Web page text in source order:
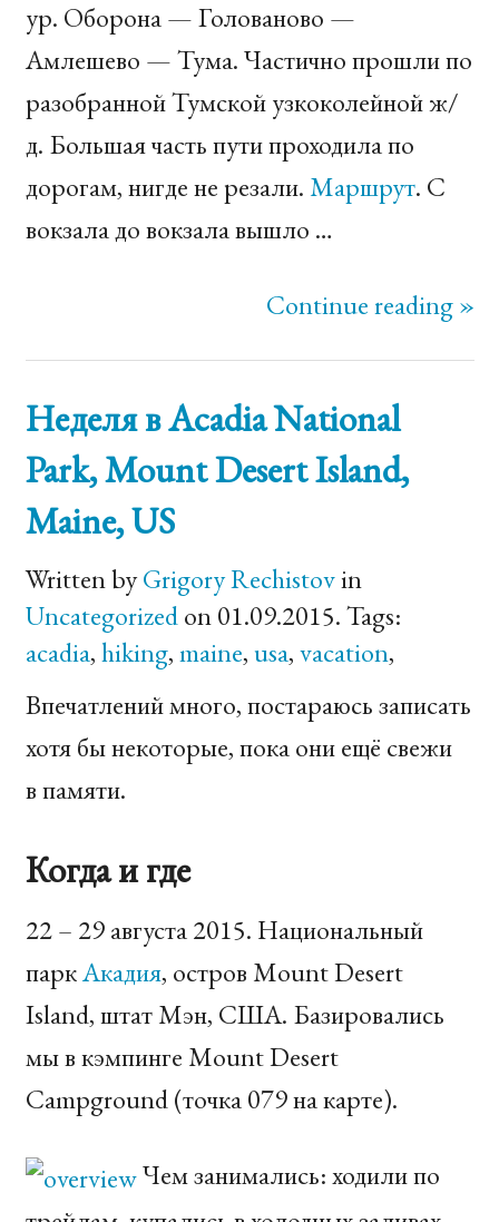
ур. Оборона — Голованово ­—
Амлешево — Тума. Частично прошли по
разобранной Тумской узкоколейной ж/
д. Большая часть пути проходила по
дорогам, нигде не резали. Маршрут. С
вокзала до вокзала вышло …
Continue reading »
Неделя в Acadia National
Park, Mount Desert Island,
Maine,US
Written byGrigory Rechistovin
Uncategorizedon 01.09.2015. Tags:
acadia,hiking,maine,usa,vacation,
Впечатлений много, постараюсь записать
хотя бы некоторые, пока они ещё свежи
в памяти.
Когда и где
22 – 29 августа 2015. Национальный
паркАкадия, остров Mount Desert
Island, штат Мэн, США. Базировались
мы в кэмпинге Mount Desert
Campground (точка 079 на карте).
Чем занимались: ходили по